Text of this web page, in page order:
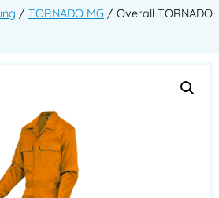
/ TORNADO MG / Overall TORNADO